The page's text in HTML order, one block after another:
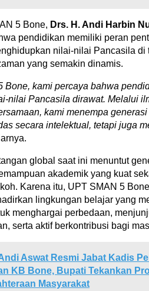
5 Bone, Drs. H. Andi Harbin
pendidikan memiliki peran
nilai-nilai Pancasila di
yang semakin dinamis.
Bone, kami percaya bahwa
nilai Pancasila dirawat. Melalui
kami menempa
secara intelektual, tetapi juga
global saat ini menuntut
akademik yang kuat
Karena itu, UPT SMAN 5
lingkungan belajar yang
menghargai perbedaan,
serta aktif berkontribusi bagi
Aswat Resmi Jabat Kadis
KB Bone, Bupati Tekankan
Masyarakat